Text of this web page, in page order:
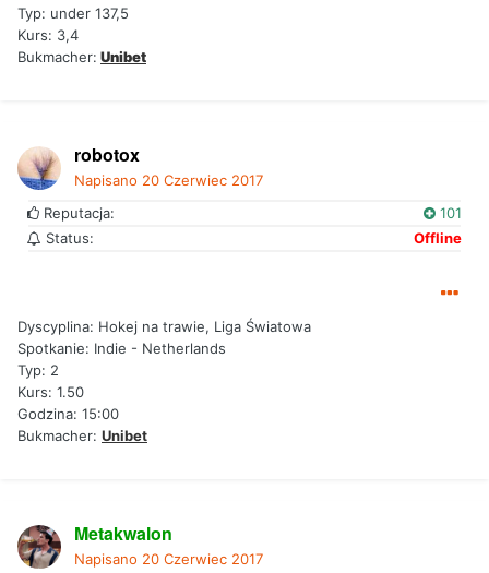
Typ: under 137,5
Kurs: 3,4
Bukmacher: Unibet
robotox
Napisano 20 Czerwiec 2017
Reputacja:
101
Status:
Offline
Dyscyplina: Hokej na trawie, Liga Światowa
Spotkanie: Indie - Netherlands
Typ: 2
Kurs: 1.50
Godzina: 15:00
Bukmacher: Unibet
Metakwalon
Napisano 20 Czerwiec 2017